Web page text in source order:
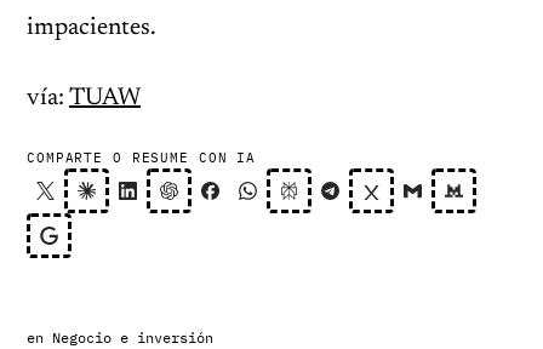
impacientes.
vía: TUAW
COMPARTE O RESUME CON IA
en Negocio e inversión